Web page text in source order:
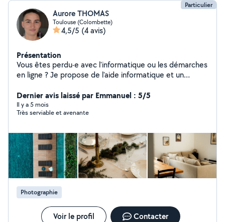
Particulier
Aurore THOMAS
Toulouse (Colombette)
4,5/5 (4 avis)
Présentation
Vous êtes perdu·e avec l'informatique ou les démarches
en ligne ? Je propose de l'aide informatique et un
tablette, téléphone aide pour impôts, déclarations,
CAF, Ameli, retraite création et gestion de comptes en
ligne aide WordPress et sites internet explications
mariage et événements photos pour Airbnb, hôtels,
gîtes portraits et photos de famille Patiente, pédagogue
et à l'écoute. Autres besoins possibles, n'hésitez pas à
me contacter.
Dernier avis laissé par Emmanuel : 5/5
Il y a 5 mois
Très serviable et avenante
Photographie
Voir le profil Contacter